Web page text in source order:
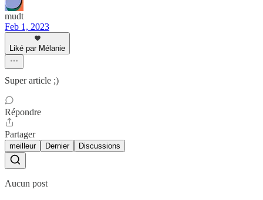
mudt
Feb 1, 2023
Liké par Mélanie
Super article ;)
Répondre
Partager
meilleur Dernier Discussions
Aucun post